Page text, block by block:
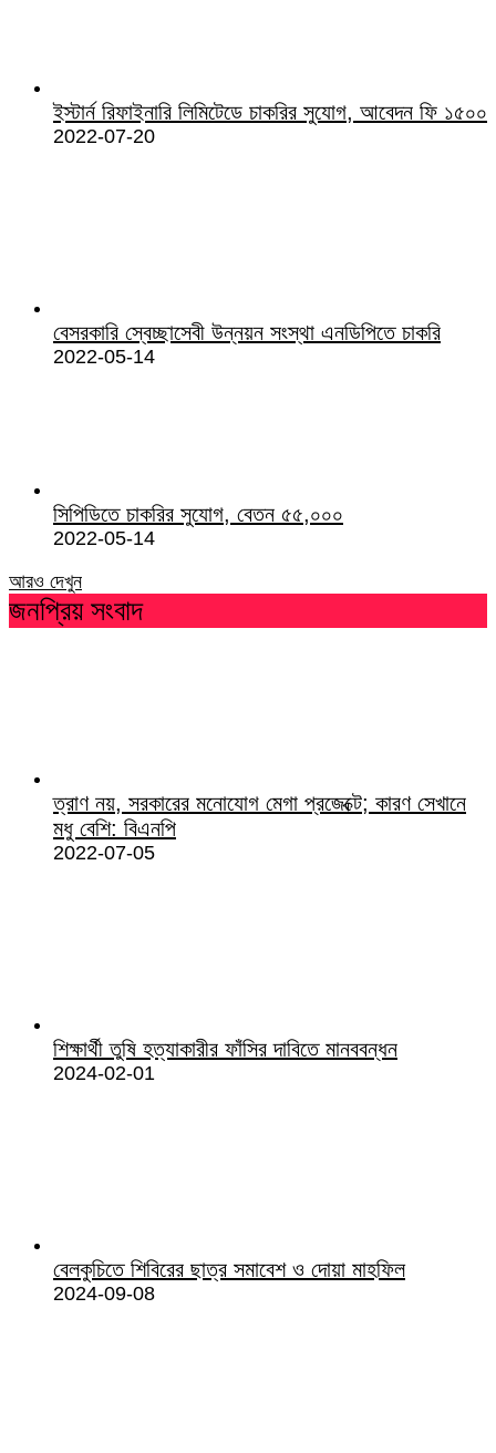
ইস্টার্ন রিফাইনারি লিমিটেডে চাকরির সুযোগ, আবেদন ফি ১৫০০
2022-07-20
বেসরকারি স্বেচ্ছাসেবী উন্নয়ন সংস্থা এনডিপিতে চাকরি
2022-05-14
সিপিডিতে চাকরির সুযোগ, বেতন ৫৫,০০০
2022-05-14
আরও দেখুন
জনপ্রিয় সংবাদ
ত্রাণ নয়, সরকারের মনোযোগ মেগা প্রজেক্টে; কারণ সেখানে
মধু বেশি: বিএনপি
2022-07-05
শিক্ষার্থী তুষি হত্যাকারীর ফাঁসির দাবিতে মানববন্ধন
2024-02-01
বেলকুচিতে শিবিরের ছাত্র সমাবেশ ও দোয়া মাহফিল
2024-09-08